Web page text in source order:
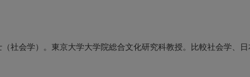
社会学）。東京大学大学院総合文化研究科教授。比較社会学、